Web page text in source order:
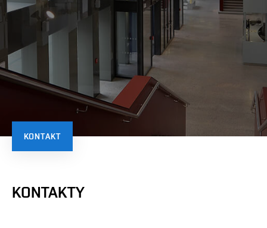
KONTAKT
KONTAKTY